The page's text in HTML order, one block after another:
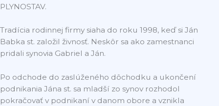
PLYNOSTAV.
Tradícia rodinnej firmy siaha do roku 1998, keď si Ján
Babka st. založil živnosť. Neskôr sa ako zamestnanci
pridali synovia Gabriel a Ján.
Po odchode do zaslúženého dôchodku a ukončení
podnikania Jána st. sa mladší zo synov rozhodol
pokračovať v podnikaní v danom obore a vznikla